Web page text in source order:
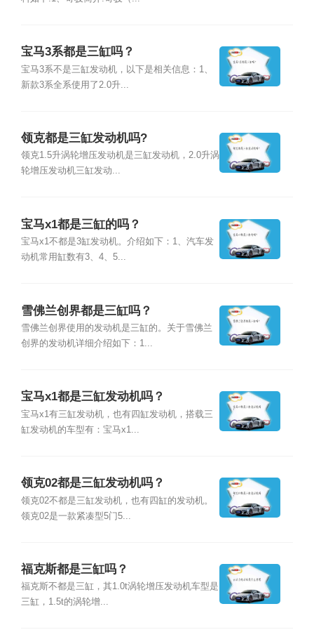
宝马3系都是三缸吗？
宝马3系不是三缸发动机，以下是相关信息：1、
新款3系全系使用了2.0升...
领克都是三缸发动机吗?
领克1.5升涡轮增压发动机是三缸发动机，2.0升涡
轮增压发动机三缸发动...
宝马x1都是三缸的吗？
宝马x1不都是3缸发动机。介绍如下：1、汽车发
动机常用缸数有3、4、5...
雪佛兰创界都是三缸吗？
雪佛兰创界使用的发动机是三缸的。关于雪佛兰
创界的发动机详细介绍如下：1...
宝马x1都是三缸发动机吗？
宝马x1有三缸发动机，也有四缸发动机，搭载三
缸发动机的车型有：宝马x1...
领克02都是三缸发动机吗？
领克02不都是三缸发动机，也有四缸的发动机。
领克02是一款紧凑型5门5...
福克斯都是三缸吗？
福克斯不都是三缸，其1.0t涡轮增压发动机车型是
三缸，1.5t的涡轮增...